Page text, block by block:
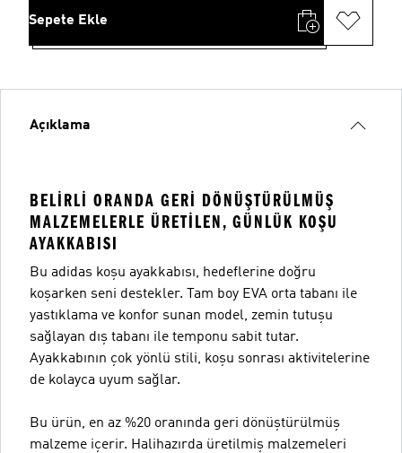
Sepete Ekle
Açıklama
BELIRLI ORANDA GERI DÖNÜŞTÜRÜLMÜŞ
MALZEMELERLE ÜRETILEN, GÜNLÜK KOŞU
AYAKKABISI
Bu adidas koşu ayakkabısı, hedeflerine doğru
koşarken seni destekler. Tam boy EVA orta tabanı ile
yastıklama ve konfor sunan model, zemin tutuşu
sağlayan dış tabanı ile temponu sabit tutar.
Ayakkabının çok yönlü stili, koşu sonrası aktivitelerine
de kolayca uyum sağlar.
Bu ürün, en az %20 oranında geri dönüştürülmüş
malzeme içerir. Halihazırda üretilmiş malzemeleri